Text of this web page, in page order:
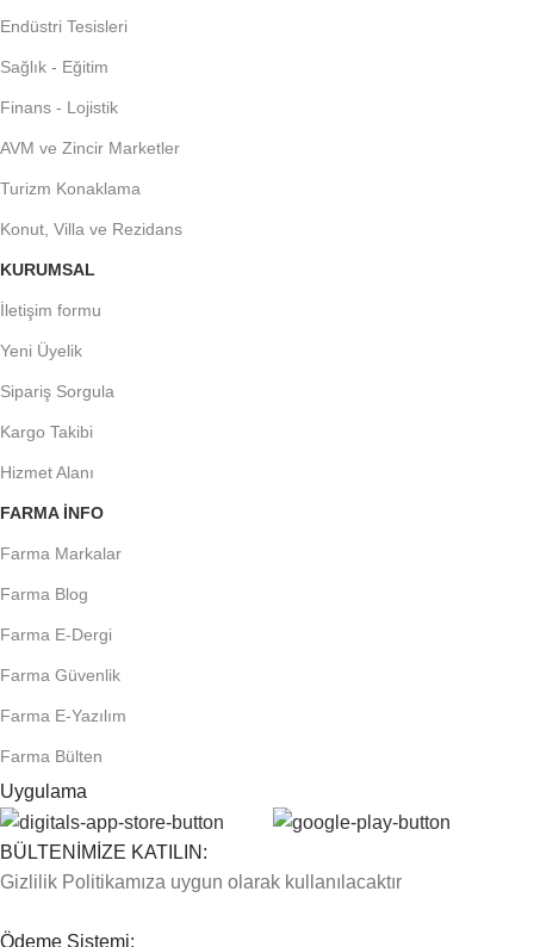
Endüstri Tesisleri
Sağlık - Eğitim
Finans - Lojistik
AVM ve Zincir Marketler
Turizm Konaklama
Konut, Villa ve Rezidans
KURUMSAL
İletişim formu
Yeni Üyelik
Sipariş Sorgula
Kargo Takibi
Hizmet Alanı
FARMA INFO
Farma Markalar
Farma Blog
Farma E-Dergi
Farma Güvenlik
Farma E-Yazılım
Farma Bülten
Uygulama
BÜLTENİMİZE KATILIN:
Gizlilik Politikamıza uygun olarak kullanılacaktır
Ödeme Sistemi: